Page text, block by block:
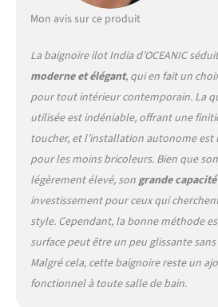
Mon avis sur ce produit
La baignoire ilot India d’OCEANIC
moderne et élégant, qui en fait un
pour tout intérieur contemporain. La
utilisée est indéniable, offrant une
toucher, et l’installation autonome est
pour les moins bricoleurs. Bien que
légèrement élevé, songrande capacité
investissement pour ceux qui
style. Cependant, la bonne méthode
surface peut être un peu glissante
Malgré cela, cette baignoire reste un
fonctionnel à toute salle de bain.